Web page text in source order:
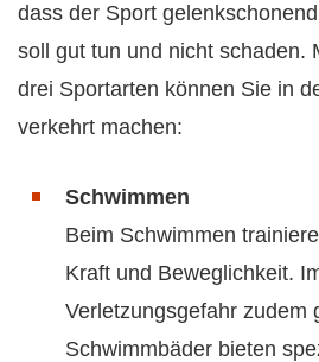
dass der Sport
soll gut tun und nicht schaden.
drei Sportarten können Sie in
verkehrt machen:
Schwimmen
Beim Schwimmen
Kraft und Beweglichkeit.
Verletzungsgefahr zudem
Schwimmbäder bieten